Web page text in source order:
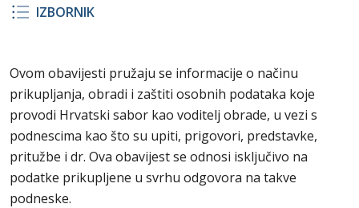
IZBORNIK
Ovom obavijesti pružaju se informacije o načinu
prikupljanja, obradi i zaštiti osobnih podataka koje
provodi Hrvatski sabor kao voditelj obrade, u vezi s
podnescima kao što su upiti, prigovori, predstavke,
pritužbe i dr. Ova obavijest se odnosi isključivo na
podatke prikupljene u svrhu odgovora na takve
podneske.